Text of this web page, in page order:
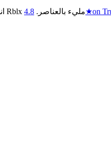
انطلق في مغامرة جديدة مع حساب Rblx مليء بالعناصر. 4.8 ★on